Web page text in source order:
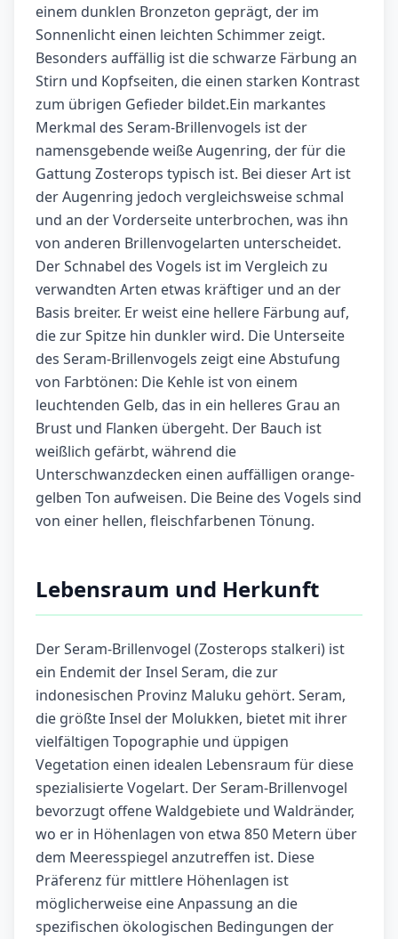
einem dunklen Bronzeton geprägt, der im
Sonnenlicht einen leichten Schimmer zeigt.
Besonders auffällig ist die schwarze Färbung an
Stirn und Kopfseiten, die einen starken Kontrast
zum übrigen Gefieder bildet.Ein markantes
Merkmal des Seram-Brillenvogels ist der
namensgebende weiße Augenring, der für die
Gattung Zosterops typisch ist. Bei dieser Art ist
der Augenring jedoch vergleichsweise schmal
und an der Vorderseite unterbrochen, was ihn
von anderen Brillenvogelarten unterscheidet.
Der Schnabel des Vogels ist im Vergleich zu
verwandten Arten etwas kräftiger und an der
Basis breiter. Er weist eine hellere Färbung auf,
die zur Spitze hin dunkler wird. Die Unterseite
des Seram-Brillenvogels zeigt eine Abstufung
von Farbtönen: Die Kehle ist von einem
leuchtenden Gelb, das in ein helleres Grau an
Brust und Flanken übergeht. Der Bauch ist
weißlich gefärbt, während die
Unterschwanzdecken einen auffälligen orange-
gelben Ton aufweisen. Die Beine des Vogels sind
von einer hellen, fleischfarbenen Tönung.
Lebensraum und Herkunft
Der Seram-Brillenvogel (Zosterops stalkeri) ist
ein Endemit der Insel Seram, die zur
indonesischen Provinz Maluku gehört. Seram,
die größte Insel der Molukken, bietet mit ihrer
vielfältigen Topographie und üppigen
Vegetation einen idealen Lebensraum für diese
spezialisierte Vogelart. Der Seram-Brillenvogel
bevorzugt offene Waldgebiete und Waldränder,
wo er in Höhenlagen von etwa 850 Metern über
dem Meeresspiegel anzutreffen ist. Diese
Präferenz für mittlere Höhenlagen ist
möglicherweise eine Anpassung an die
spezifischen ökologischen Bedingungen der